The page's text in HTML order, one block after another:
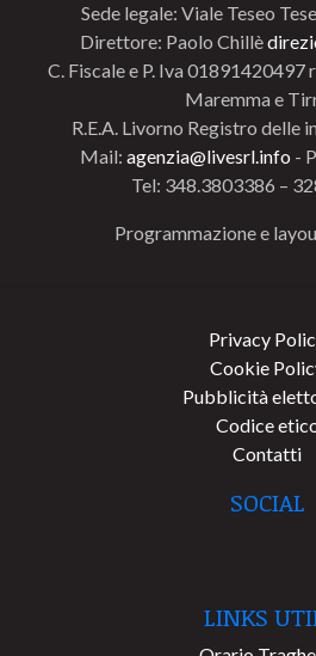
Sede legale: Viale Teseo
Direttore: Paolo Chillè
C. Fiscale e P. Iva
Maremma e
R.E.A. Livorno Registro delle
Mail: agenzia@livesrl.info -
Tel: 348.3803386 –
Programmazione e
Privacy
Cookie
Pubblicità
Codice
Contatti
SOCIAL
LINKS